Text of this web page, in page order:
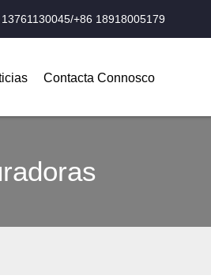
+86 18918005179
Contacta Connosco